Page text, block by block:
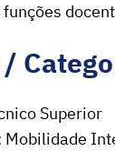
Superior
Mobilidade